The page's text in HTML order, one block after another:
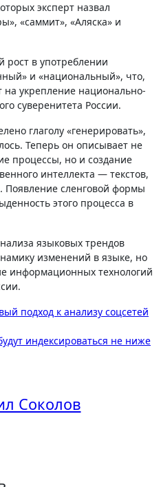
эксперт назвал
«саммит», «Аляска» и
рост в употреблении
и «национальный», что,
на укрепление национально-
суверенитета России.
глаголу «генерировать»,
Теперь он описывает не
процессы, но и создание
интеллекта — текстов,
Появление сленговой формы
этого процесса в
языковых трендов
изменений в языке, но
информационных технологий
подход к анализу соцсетей
индексироваться не ниже
Соколов